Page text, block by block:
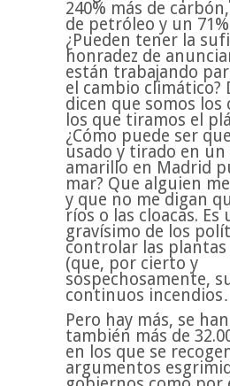
240% más de
de petróleo y un
¿Pueden tener la
honradez de
están trabajando
el cambio climático?
dicen que somos los
los que tiramos el
¿Cómo puede ser
usado y tirado en
amarillo en Madrid
mar? Que alguien
y que no me digan
ríos o las cloacas. Es
gravísimo de los
controlar las plantas
(que, por cierto y
sospechosamente,
continuos
Pero hay más, se
también más de
en los que se
argumentos